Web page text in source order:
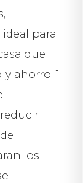
para
que
ahorro: 1.
los